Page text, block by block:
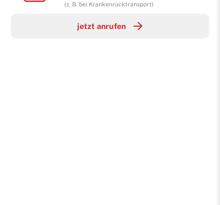
(z. B. bei Krankenrücktransport)
jetzt anrufen